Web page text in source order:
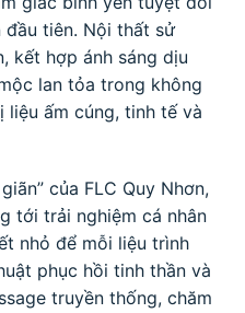
tiên. Nội thất sử
kết hợp ánh sáng dịu
lan tỏa trong không
liệu ấm cúng, tinh tế và
của FLC Quy Nhơn,
tới trải nghiệm cá nhân
nhỏ để mỗi liệu trình
phục hồi tinh thần và
truyền thống, chăm